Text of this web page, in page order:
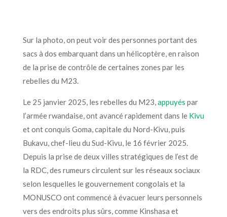
Sur la photo, on peut voir des personnes portant des
sacs à dos embarquantdans un hélicoptère, en raison
de la prise de contrôle de certaines zones par les
rebelles du M23.
Le 25 janvier 2025, les rebelles du M23,appuyés par
l’armée rwandaise, ont avancé rapidement dans le Kivu
et ont conquis Goma, capitale du Nord-Kivu, puis
Bukavu, chef-lieu du Sud-Kivu, le 16 février 2025.
Depuis la prise de deux villes stratégiques de l’est de
la RDC, des rumeurs circulent sur les réseaux sociaux
selon lesquelles le gouvernement congolais et la
MONUSCO ont commencé à évacuer leurs personnels
vers des endroits plus sûrs, comme Kinshasa et